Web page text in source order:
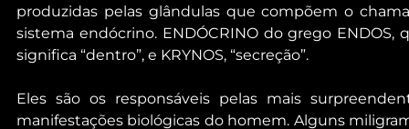
produzidas pelas glândulas que compõem o
sistema endócrino. ENDÓCRINO do grego ENDOS,
significa “dentro”, e KRYNOS, “secreção”.
Eles são os responsáveis pelas mais
manifestações biológicas do homem. Alguns